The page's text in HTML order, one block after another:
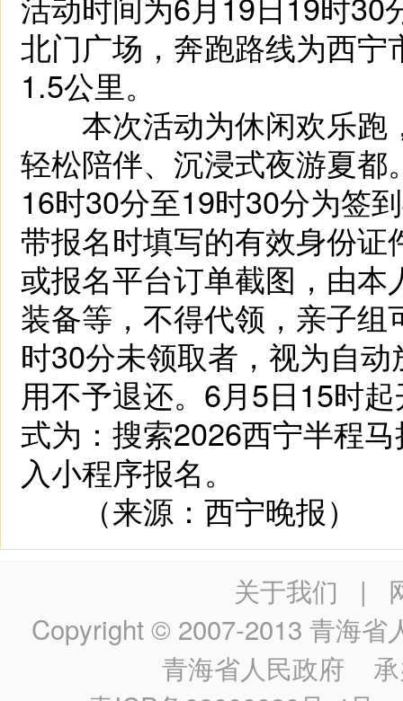
北门广场，奔跑路线为西
1.5公里。
本次活动为休闲欢乐跑
轻松陪伴、沉浸式夜游夏
16时30分至19时30分为签
带报名时填写的有效身份
或报名平台订单截图，由
装备等，不得代领，亲子
时30分未领取者，视为自
用不予退还。6月5日15时
式为：搜索2026西宁半程
入小程序报名。
（来源：西宁晚报）
关于我们 |
Copyright © 2007-2013 青海省
青海省人民政府 承